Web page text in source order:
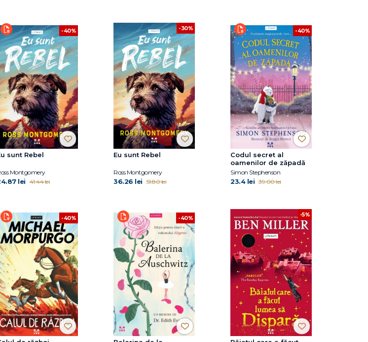
-40%
sunt Rebel
Montgomery
lei 41.44 lei
-30%
Eu sunt Rebel
Ross Montgomery
36.26 lei 51.80 lei
-40%
Codul secret al
oamenilor de zăpadă
Simon Stephenson
23.4 lei 39.00 lei
-40% -40%
-5%